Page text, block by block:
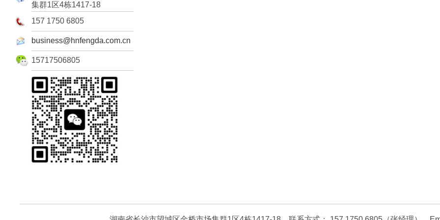
集群1区4栋1417-18
157 1750 6805
business@hnfengda.com.cn
15717506805